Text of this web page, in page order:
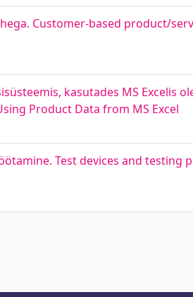
Customer-based product/
kasutades MS Excelis
Product Data from MS Excel
Test devices and testing